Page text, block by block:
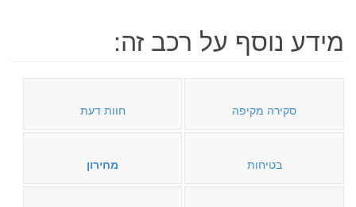
מידע נוסף על רכב זה:
סקירה מקיפה חוות דעת
בטיחות מחירון